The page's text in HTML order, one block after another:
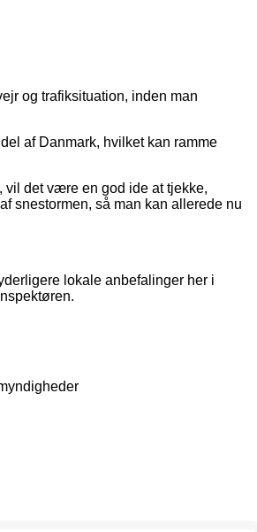
og trafiksituation, inden man
af Danmark, hvilket kan ramme
vil det være en god ide at tjekke,
snestormen, så man kan allerede nu
lokale anbefalinger her i